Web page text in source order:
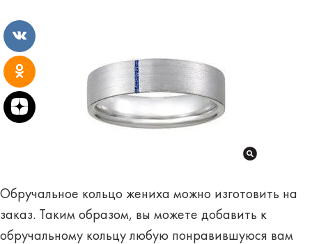
Обручальное кольцо жениха можно изготовить на
заказ. Таким образом, вы можете добавить к
обручальному кольцу любую понравившуюся вам